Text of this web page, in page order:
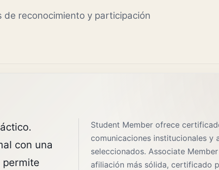
reconocimiento y participación
con una
Student Member ofrece
comunicaciones institucionales y
seleccionados. Associate
afiliación más sólida, certificado